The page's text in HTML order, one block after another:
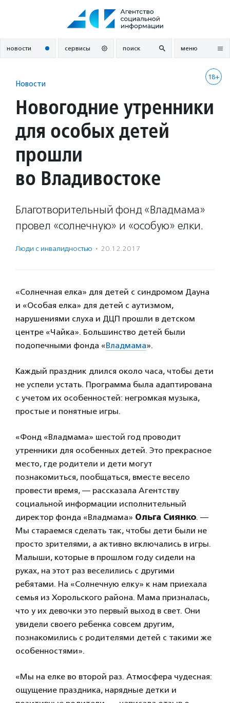
новости сервисы поиск меню
18+
Новости
Новогодние утренники
для особых детей
прошли
во Владивостоке
Благотворительный фонд «Владмама»
провел «солнечную» и «особую» елки.
Люди с инвалидностью · 20.12.2017
«Солнечная елка» для детей с синдромом Дауна
и «Особая елка» для детей с аутизмом,
нарушениями слуха и ДЦП прошли в детском
центре «Чайка». Большинство детей были
подопечными фонда «Владмама».
Каждый праздник длился около часа, чтобы дети
не успели устать. Программа была адаптирована
с учетом их особенностей: негромкая музыка,
простые и понятные игры.
«Фонд «Владмама» шестой год проводит
утренники для особенных детей. Это прекрасное
место, где родители и дети могут
познакомиться, пообщаться, вместе весело
провести время, — рассказала Агентству
социальной информации исполнительный
директор фонда «Владмама» Ольга Сиянко. —
Мы стараемся сделать так, чтобы дети были не
просто зрителями, а активно включались в игры.
Малыши, которые в прошлом году сидели на
руках, на этот раз веселились с другими
ребятами. На «Солнечную елку» к нам приехала
семья из Хорольского района. Мама призналась,
что у их девочки это первый выход в свет. Они
увидели своего ребенка совсем другим,
познакомились с родителями детей с такими же
особенностями».
«Мы на елке во второй раз. Атмосфера чудесная:
ощущение праздника, нарядные детки и